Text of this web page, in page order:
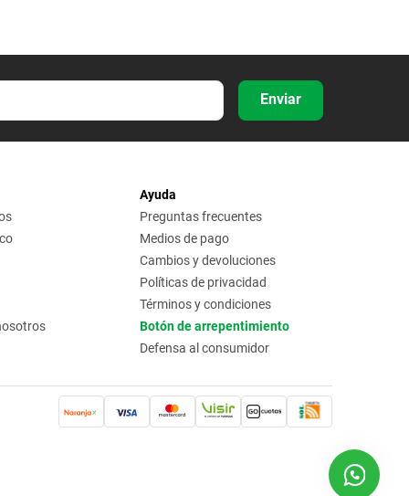
Enviar
Ayuda
Preguntas frecuentes
Medios de pago
Cambios y devoluciones
Políticas de privacidad
Términos y condiciones
Botón de arrepentimiento
Defensa al consumidor